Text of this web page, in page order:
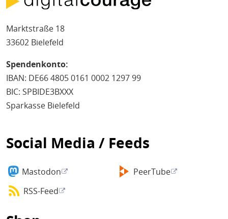
Marktstraße 18
33602 Bielefeld
Spendenkonto:
IBAN: DE66 4805 0161 0002 1297 99
BIC: SPBIDE3BXXX
Sparkasse Bielefeld
Social Media / Feeds
Mastodon
PeerTube
RSS-Feed